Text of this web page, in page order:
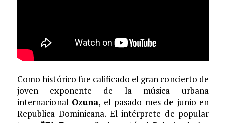
Como histórico fue calificado el gran concierto de
joven exponente de la música urbana
internacional Ozuna, el pasado mes de junio en
Republica Dominicana. El intérprete de popular